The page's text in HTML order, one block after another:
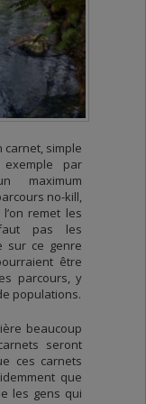
carnet, simple
par
maximum
no-kill,
remet les
pas les
sur ce genre
être
parcours, y
populations.
beaucoup
seront
ces carnets
que
les gens qui